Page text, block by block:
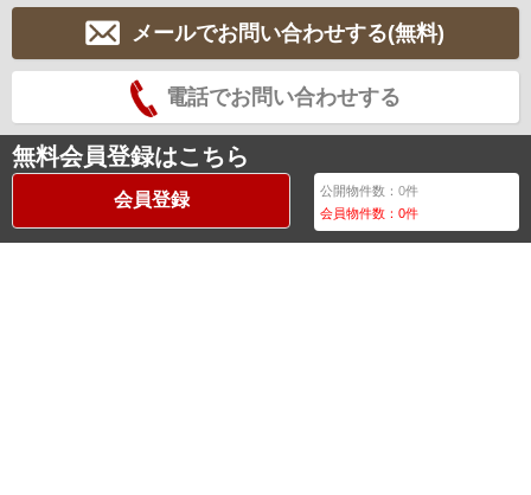
メールでお問い合わせする(無料)
電話でお問い合わせする
無料会員登録はこちら
会員登録 公開物件数：0件
会員物件数：0件